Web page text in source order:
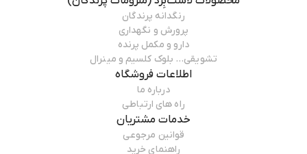
رنگدانه پرندگان
پرورش و نگهداری
دارو و مکمل پرنده
تشویقی… بلوک کلسیم و مینرال
اطلاعات فروشگاه
درباره ما
راه های ارتباطی
خدمات مشتریان
قوانین مرجوعی
راهنمای خرید